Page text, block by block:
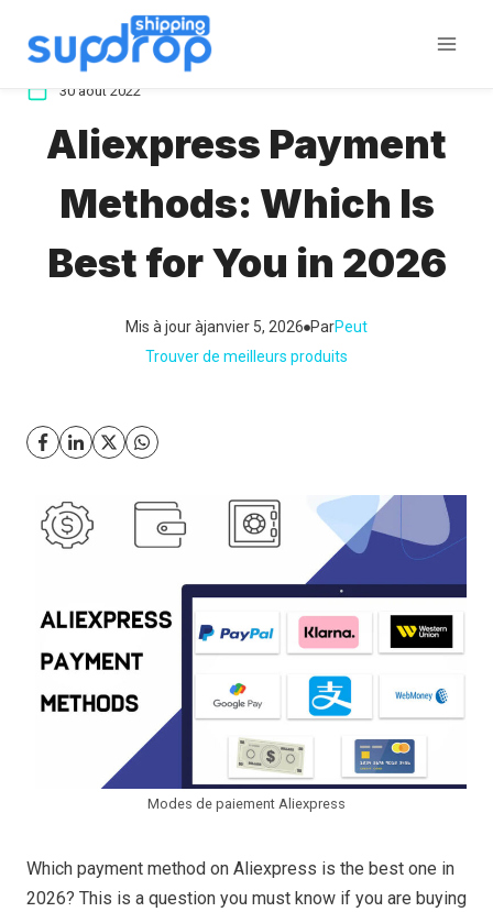
30 août 2022
Aliexpress Payment
Methods: Which Is
Best for You in 2026
Mis à jour àjanvier 5, 2026 ParPeut
Trouver de meilleurs produits
Modes de paiement Aliexpress
Which payment method on Aliexpress is the best one in
2026? This is a question you must know if you are buying